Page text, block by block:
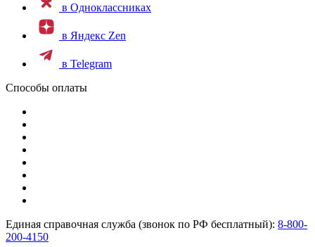
в Одноклассниках
в Яндекс Zen
в Telegram
Способы оплаты
Единая справочная служба (звонок по РФ бесплатный): 8-800-
200-4150